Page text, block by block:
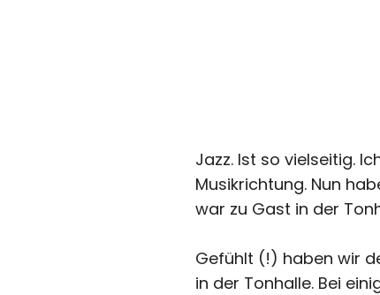
Jazz. Ist so vielseitig.
Musikrichtung. Nun
war zu Gast in der
Gefühlt (!) haben wir
in der Tonhalle. Bei